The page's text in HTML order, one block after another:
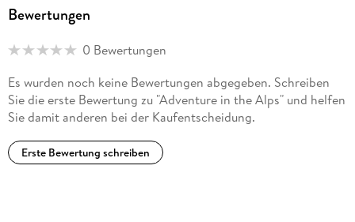
Bewertungen
0 Bewertungen
Es wurden noch keine Bewertungen abgegeben. Schreiben
Sie die erste Bewertung zu "Adventure in the Alps" und helfen
Sie damit anderen bei der Kaufentscheidung.
Erste Bewertung schreiben